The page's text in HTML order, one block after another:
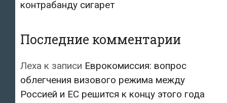
контрабанду сигарет
Последние комментарии
Леха к записи Еврокомиссия: вопрос
облегчения визового режима между
Россией и ЕС решится к концу этого года